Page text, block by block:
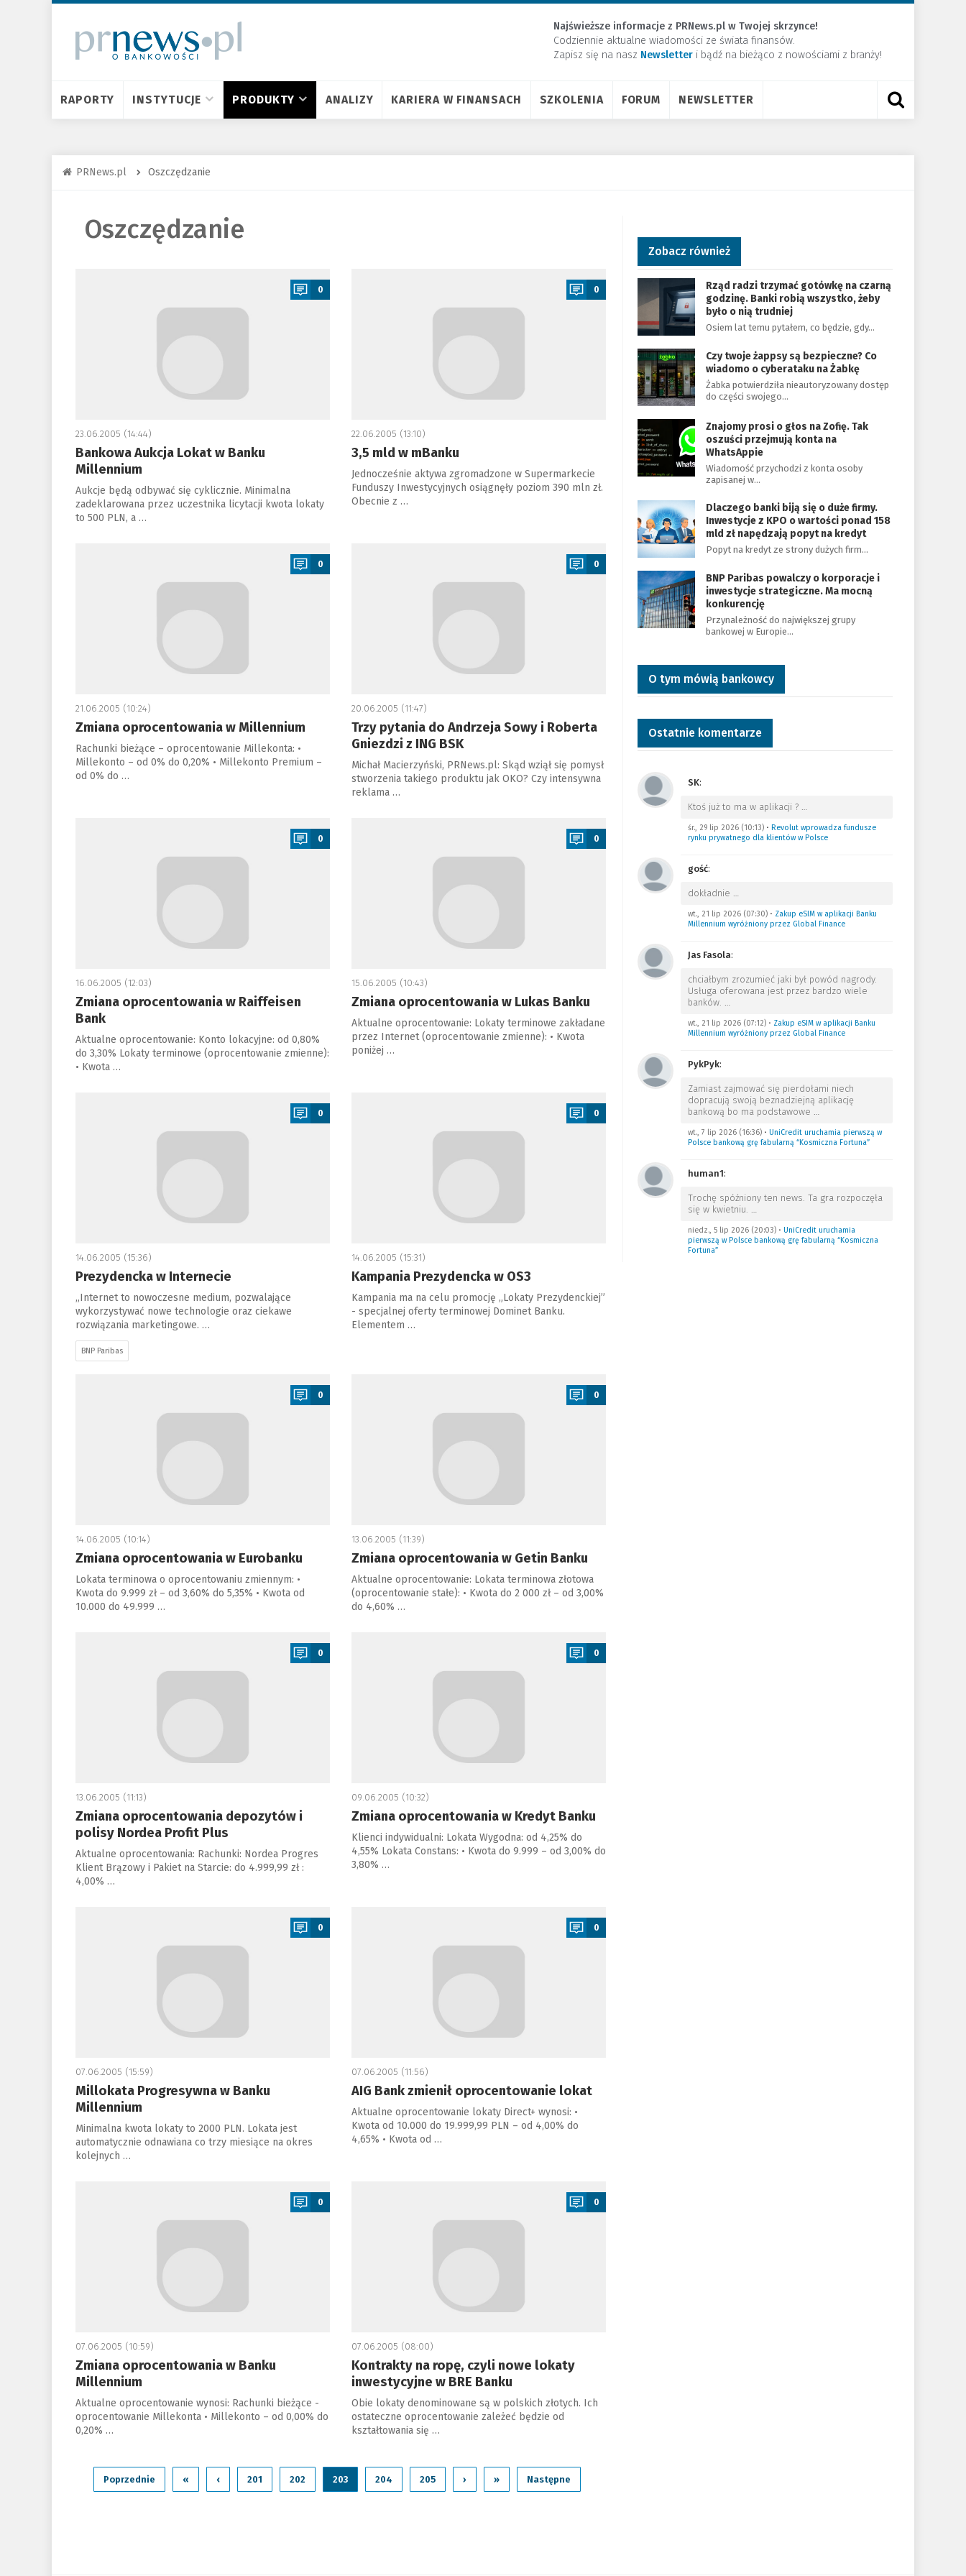
Najświeższe informacje z PRNews.pl w Twojej skrzynce!
Codziennie aktualne wiadomości ze świata finansów.
Zapisz się na nasz Newsletter ​i bądź na bieżąco z nowościami z branży!
RAPORTY INSTYTUCJE PRODUKTY ANALIZY KARIERA W FINANSACH SZKOLENIA FORUM NEWSLETTER
PRNews.pl Oszczędzanie
Oszczędzanie
0
23.06.2005 (14:44)
Bankowa Aukcja Lokat w Banku
Millennium
Aukcje będą odbywać się cyklicznie. Minimalna
zadeklarowana przez uczestnika licytacji kwota lokaty
to 500 PLN, a …
0
22.06.2005 (13:10)
3,5 mld w mBanku
Jednocześnie aktywa zgromadzone w Supermarkecie
Funduszy Inwestycyjnych osiągnęły poziom 390 mln zł.
Obecnie z …
0
21.06.2005 (10:24)
Zmiana oprocentowania w Millennium
Rachunki bieżące – oprocentowanie Millekonta: •
Millekonto – od 0% do 0,20% • Millekonto Premium –
od 0% do …
0
20.06.2005 (11:47)
Trzy pytania do Andrzeja Sowy i Roberta
Gniezdzi z ING BSK
Michał Macierzyński, PRNews.pl: Skąd wziął się pomysł
stworzenia takiego produktu jak OKO? Czy intensywna
reklama …
0
16.06.2005 (12:03)
Zmiana oprocentowania w Raiffeisen
Bank
Aktualne oprocentowanie: Konto lokacyjne: od 0,80%
do 3,30% Lokaty terminowe (oprocentowanie zmienne):
• Kwota …
0
15.06.2005 (10:43)
Zmiana oprocentowania w Lukas Banku
Aktualne oprocentowanie: Lokaty terminowe zakładane
przez Internet (oprocentowanie zmienne): • Kwota
poniżej …
0
14.06.2005 (15:36)
Prezydencka w Internecie
„Internet to nowoczesne medium, pozwalające
wykorzystywać nowe technologie oraz ciekawe
rozwiązania marketingowe. …
BNP Paribas
0
14.06.2005 (15:31)
Kampania Prezydencka w OS3
Kampania ma na celu promocję „Lokaty Prezydenckiej”
- specjalnej oferty terminowej Dominet Banku.
Elementem …
0
14.06.2005 (10:14)
Zmiana oprocentowania w Eurobanku
Lokata terminowa o oprocentowaniu zmiennym: •
Kwota do 9.999 zł – od 3,60% do 5,35% • Kwota od
10.000 do 49.999 …
0
13.06.2005 (11:39)
Zmiana oprocentowania w Getin Banku
Aktualne oprocentowanie: Lokata terminowa złotowa
(oprocentowanie stałe): • Kwota do 2 000 zł – od 3,00%
do 4,60% …
0
13.06.2005 (11:13)
Zmiana oprocentowania depozytów i
polisy Nordea Profit Plus
Aktualne oprocentowania: Rachunki: Nordea Progres
Klient Brązowy i Pakiet na Starcie: do 4.999,99 zł :
4,00% …
0
09.06.2005 (10:32)
Zmiana oprocentowania w Kredyt Banku
Klienci indywidualni: Lokata Wygodna: od 4,25% do
4,55% Lokata Constans: • Kwota do 9.999 – od 3,00% do
3,80% …
0
07.06.2005 (15:59)
Millokata Progresywna w Banku
Millennium
Minimalna kwota lokaty to 2000 PLN. Lokata jest
automatycznie odnawiana co trzy miesiące na okres
kolejnych …
0
07.06.2005 (11:56)
AIG Bank zmienił oprocentowanie lokat
Aktualne oprocentowanie lokaty Direct+ wynosi: •
Kwota od 10.000 do 19.999,99 PLN – od 4,00% do
4,65% • Kwota od …
0
07.06.2005 (10:59)
Zmiana oprocentowania w Banku
Millennium
Aktualne oprocentowanie wynosi: Rachunki bieżące -
oprocentowanie Millekonta • Millekonto – od 0,00% do
0,20% …
0
07.06.2005 (08:00)
Kontrakty na ropę, czyli nowe lokaty
inwestycyjne w BRE Banku
Obie lokaty denominowane są w polskich złotych. Ich
ostateczne oprocentowanie zależeć będzie od
kształtowania się …
Poprzednie « ‹ 201 202 203 204 205 › » Następne
Zobacz również
Rząd radzi trzymać gotówkę na czarną
godzinę. Banki robią wszystko, żeby
było o nią trudniej
Osiem lat temu pytałem, co będzie, gdy…
Czy twoje żappsy są bezpieczne? Co
wiadomo o cyberataku na Żabkę
Żabka potwierdziła nieautoryzowany dostęp
do części swojego…
Znajomy prosi o głos na Zofię. Tak
oszuści przejmują konta na
WhatsAppie
Wiadomość przychodzi z konta osoby
zapisanej w…
Dlaczego banki biją się o duże firmy.
Inwestycje z KPO o wartości ponad 158
mld zł napędzają popyt na kredyt
Popyt na kredyt ze strony dużych firm…
BNP Paribas powalczy o korporacje i
inwestycje strategiczne. Ma mocną
konkurencję
Przynależność do największej grupy
bankowej w Europie…
O tym mówią bankowcy
Ostatnie komentarze
SK:
Ktoś już to ma w aplikacji ? …
śr., 29 lip 2026 (10:13)• Revolut wprowadza fundusze
rynku prywatnego dla klientów w Polsce
gość:
dokładnie …
wt., 21 lip 2026 (07:30)• Zakup eSIM w aplikacji Banku
Millennium wyróżniony przez Global Finance
Jas Fasola:
chciałbym zrozumieć jaki był powód nagrody.
Usługa oferowana jest przez bardzo wiele
banków. …
wt., 21 lip 2026 (07:12)• Zakup eSIM w aplikacji Banku
Millennium wyróżniony przez Global Finance
PykPyk:
Zamiast zajmować się pierdołami niech
dopracują swoją beznadziejną aplikację
bankową bo ma podstawowe …
wt., 7 lip 2026 (16:36)• UniCredit uruchamia pierwszą w
Polsce bankową grę fabularną “Kosmiczna Fortuna”
human1:
Trochę spóźniony ten news. Ta gra rozpoczęła
się w kwietniu. …
niedz., 5 lip 2026 (20:03)• UniCredit uruchamia
pierwszą w Polsce bankową grę fabularną “Kosmiczna
Fortuna”